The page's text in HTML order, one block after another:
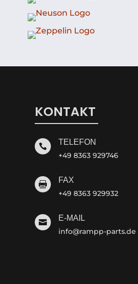
KONTAKT
 TELEFON
+49 8363 929746
 FAX
+49 8363 929932
 E-MAIL
info@rampp-parts.de